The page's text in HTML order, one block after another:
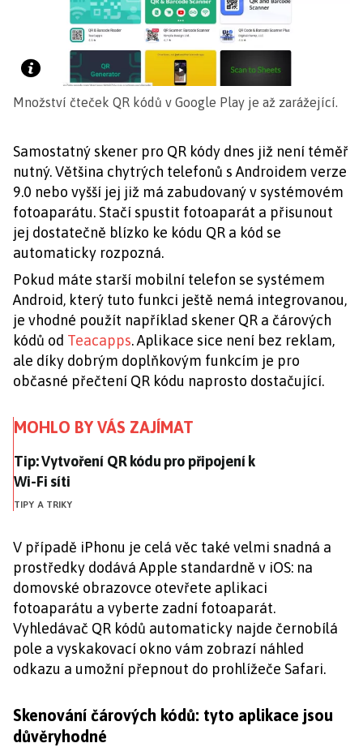
Množství čteček QR kódů v Google Play je až zarážející.
Samostatný skener pro QR kódy dnes již není téměř
nutný. Většina chytrých telefonů s Androidem verze
9.0 nebo vyšší jej již má zabudovaný v systémovém
fotoaparátu. Stačí spustit fotoaparát a přisunout
jej dostatečně blízko ke kódu QR a kód se
automaticky rozpozná.
Pokud máte starší mobilní telefon se systémem
Android, který tuto funkci ještě nemá integrovanou,
je vhodné použít například skener QR a čárových
kódů od Teacapps. Aplikace sice není bez reklam,
ale díky dobrým doplňkovým funkcím je pro
občasné přečtení QR kódu naprosto dostačující.
MOHLO BY VÁS ZAJÍMAT
Tip: Vytvoření QR kódu pro připojení k Wi-Fi síti
Tip: Vytvoření QR kódu pro připojení k
Wi-Fi síti
TIPY A TRIKY
V případě iPhonu je celá věc také velmi snadná a
prostředky dodává Apple standardně v iOS: na
domovské obrazovce otevřete aplikaci
fotoaparátu a vyberte zadní fotoaparát.
Vyhledávač QR kódů automaticky najde černobílá
pole a vyskakovací okno vám zobrazí náhled
odkazu a umožní přepnout do prohlížeče Safari.
Skenování čárových kódů: tyto aplikace jsou
důvěryhodné